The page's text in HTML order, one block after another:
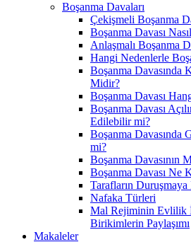
Boşanma Davaları
Çekişmeli Boşanma
Boşanma Davası
Anlaşmalı Boşanma
Hangi Nedenlerle
Boşanma Davasında
Midir?
Boşanma Davası
Boşanma Davası
Edilebilir mi?
Boşanma Davasında
mi?
Boşanma Davasının
Boşanma Davası Ne
Tarafların Duruşmaya
Nafaka Türleri
Mal Rejiminin Evlilik
Birikimlerin Paylaşımı
Makaleler